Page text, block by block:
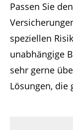
Passen Sie
speziellen
unabhängige
sehr gerne
Lösungen, die